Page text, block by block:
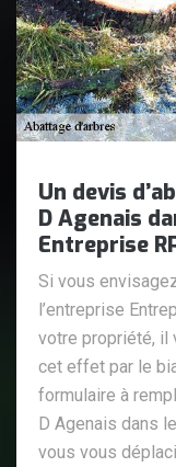
Un devis
D Agenais
Entreprise
Si vous
l’entreprise
votre propriété, il
cet effet par le
formulaire à
D Agenais dans
vous vous